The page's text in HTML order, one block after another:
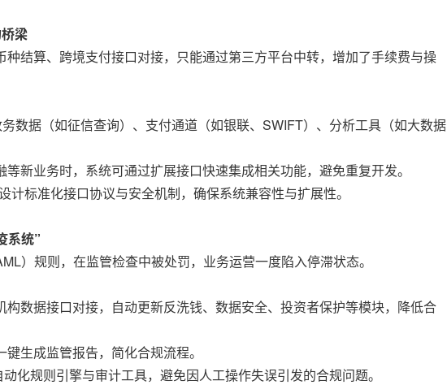
梁
结算、跨境支付接口对接，只能通过第三方平台中转，增加了手续费与操
数据（如征信查询）、支付通道（如银联、SWIFT）、分析工具（如大数据
新业务时，系统可通过扩展接口快速集成相关功能，避免重复开发。
标准化接口协议与安全机制，确保系统兼容性与扩展性。
系统”
）规则，在监管检查中被处罚，业务运营一度陷入停滞状态。
数据接口对接，自动更新反洗钱、数据安全、投资者保护等模块，降低合
生成监管报告，简化合规流程。
化规则引擎与审计工具，避免因人工操作失误引发的合规问题。